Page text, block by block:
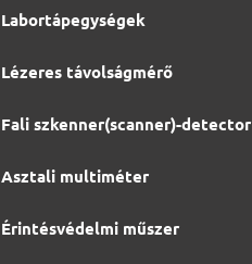
Labortápegységek
Lézeres távolságmérő
Fali szkenner(scanner)-detector
Asztali multiméter
Érintésvédelmi műszer